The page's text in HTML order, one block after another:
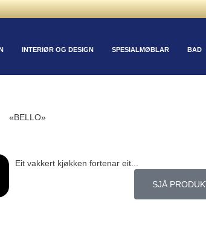
INTERIØR OG DESIGN SPESIALMØBLAR BAD
«BELLO»
Eit vakkert kjøkken fortenar eit...
SJÅ